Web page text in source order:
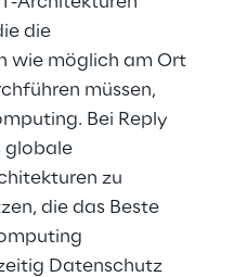
die
wie möglich am Ort
müssen,
Bei Reply
globale
zu
die das Beste
Datenschutz